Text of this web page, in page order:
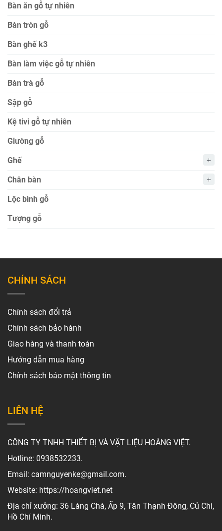
Bàn ăn gỗ tự nhiên
Bàn tròn gỗ
Bàn ghế k3
Bàn làm việc gỗ tự nhiên
Bàn trà gỗ
Sập gỗ
Kệ tivi gỗ tự nhiên
Giường gỗ
Ghế
Chân bàn
Lộc bình gỗ
Tượng gỗ
CHÍNH SÁCH
Chính sách đổi trả
Chính sách bảo hành
Giao hàng và thanh toán
Hướng dẫn mua hàng
Chính sách bảo mật thông tin
LIÊN HỆ
CÔNG TY TNHH THIẾT BỊ VÀ VẬT LIỆU HOÀNG VIỆT.
Hotline: 0938532233.
Email: camnguyenke@gmail.com.
Website: https://hoangviet.net
Địa chỉ xưởng: 36 Láng Chà, Ấp 9, Tân Thạnh Đông, Củ Chi,
Hồ Chí Minh.